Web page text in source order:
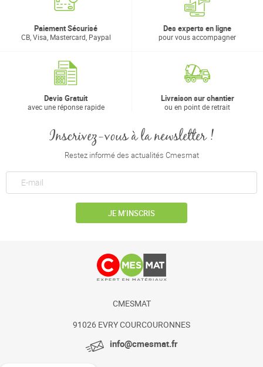
Paiement Sécurisé
CB, Visa, Mastercard, Paypal
Des experts en ligne
pour vous accompagner
Devis Gratuit
avec une réponse rapide
Livraison sur chantier
ou en point de retrait
Inscrivez-vous à la newsletter !
Restez informé des actualités Cmesmat
JE M’INSCRIS
CMESMAT
91026 EVRY COURCOURONNES
info@cmesmat.fr